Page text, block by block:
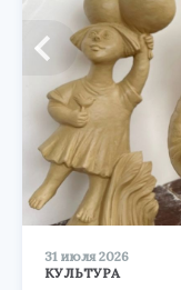
31 июля 2026
КУЛЬТУРА